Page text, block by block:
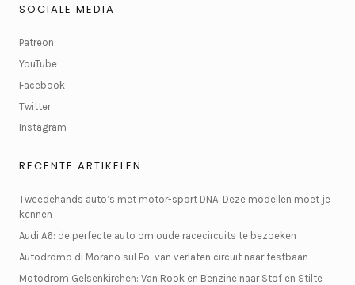
SOCIALE MEDIA
Patreon
YouTube
Facebook
Twitter
Instagram
RECENTE ARTIKELEN
Tweedehands auto’s met motor-sport DNA: Deze modellen moet je
kennen
Audi A6: de perfecte auto om oude racecircuits te bezoeken
Autodromo di Morano sul Po: van verlaten circuit naar testbaan
Motodrom Gelsenkirchen: Van Rook en Benzine naar Stof en Stilte